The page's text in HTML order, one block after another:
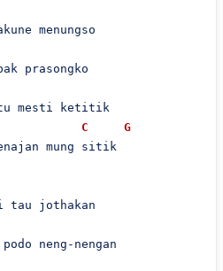
menungso
prasongko
mesti ketitik
C
G
mung sitik
tau jothakan
neng-nengan